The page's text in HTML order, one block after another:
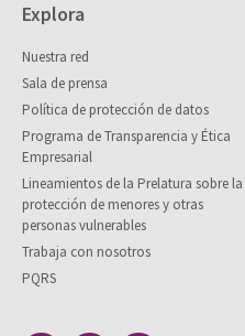
Explora
Nuestra red
Sala de prensa
Política de protección de datos
Programa de Transparencia y Ética
Empresarial
Lineamientos de la Prelatura sobre la
protección de menores y otras
personas vulnerables
Trabaja con nosotros
PQRS